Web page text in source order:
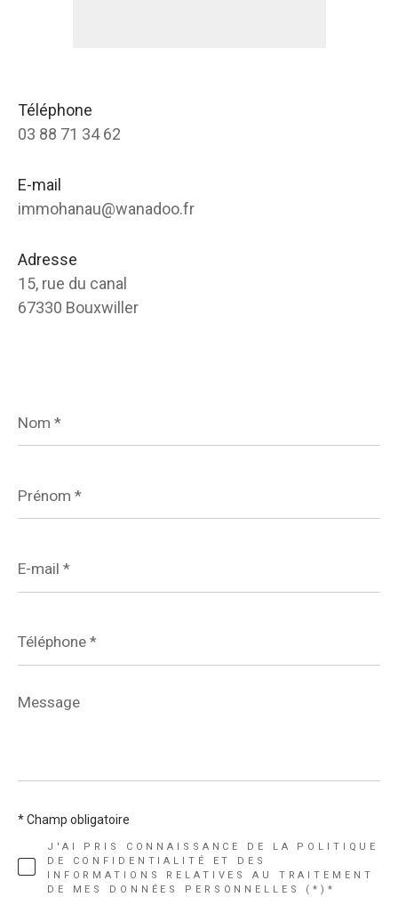
Téléphone
03 88 71 34 62
E-mail
immohanau@wanadoo.fr
Adresse
15, rue du canal
67330 Bouxwiller
*
*
mail
*
*
Message
*
J'AI PRIS CONNAISSANCE DE LA POLITIQUE
DE CONFIDENTIALITÉ ET DES
INFORMATIONS RELATIVES AU TRAITEMENT
DE MES DONNÉES PERSONNELLES (*)*
* Champ obligatoire